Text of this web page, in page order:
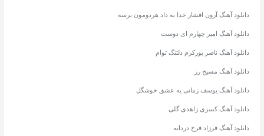
دانلود آهنگ آرون افشار خدا به داد هردومون برسه
دانلود آهنگ امیر چهارم ای دوست
دانلود آهنگ ناصر پورکرم دلتنگ توام
دانلود آهنگ مسیح رز
دانلود آهنگ یوسف زمانی یه عشق خوشگل
دانلود آهنگ کسری زاهدی گلی
دانلود آهنگ فرزاد فرخ دردانه